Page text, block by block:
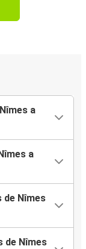
a
a
de Nîmes
de Nîmes